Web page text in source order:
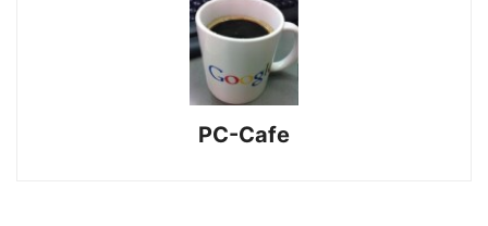
PC-Cafe